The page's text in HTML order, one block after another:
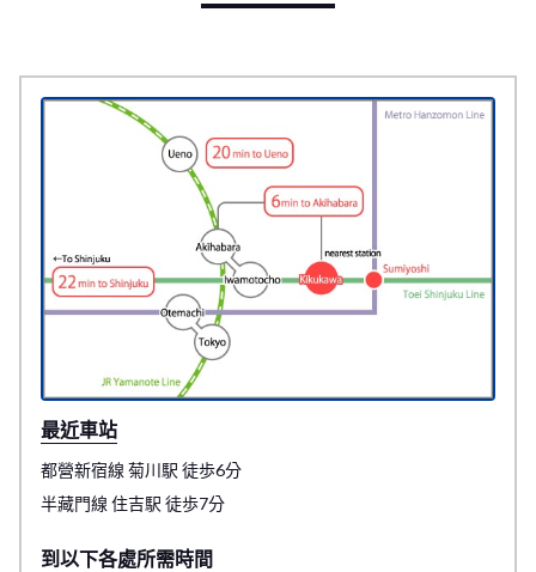
最近車站
都營新宿線 菊川駅 徒歩6分
半藏門線 住吉駅 徒歩7分
到以下各處所需時間